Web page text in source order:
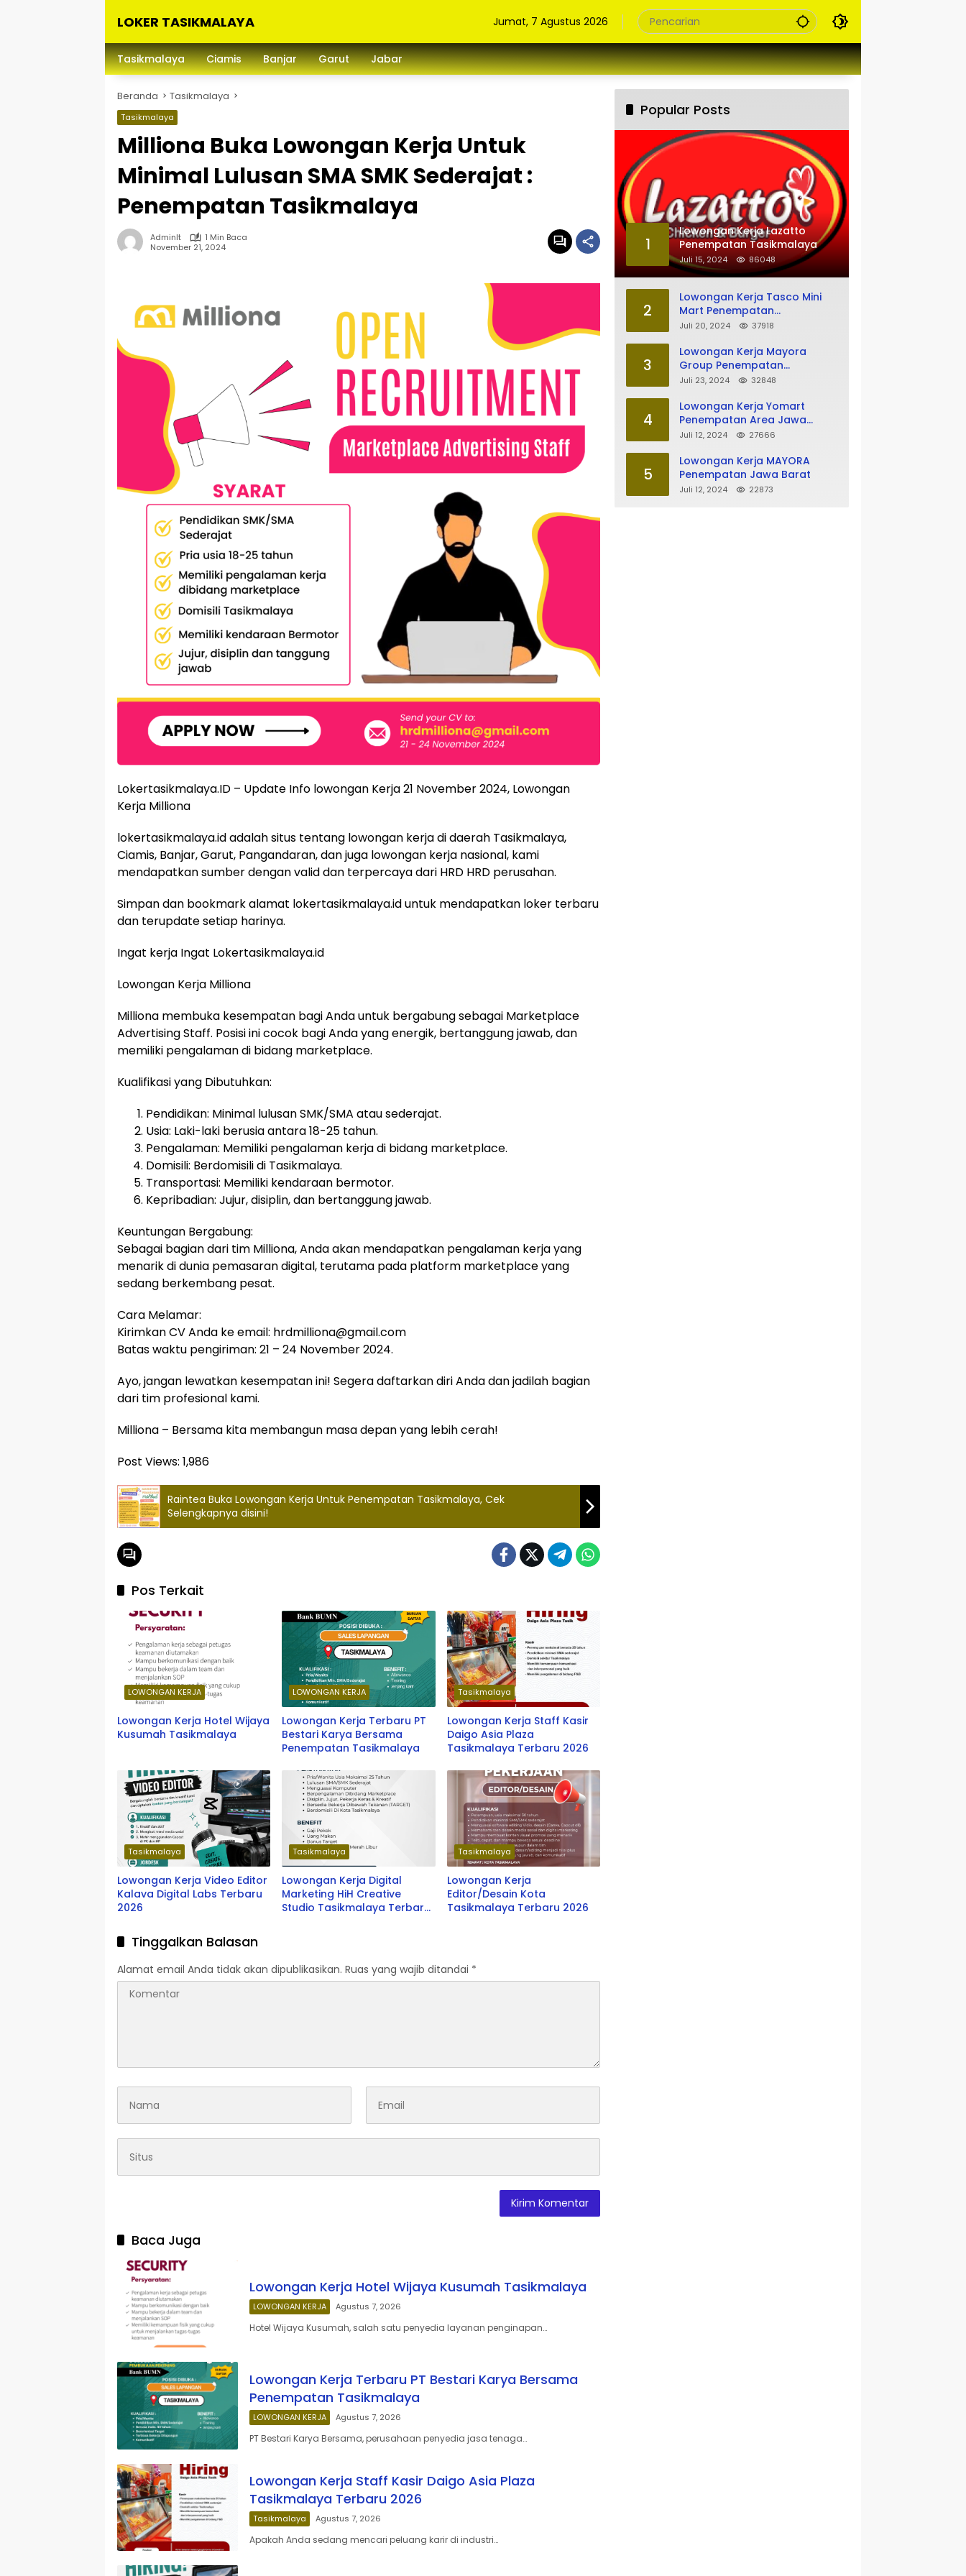
LOKER TASIKMALAYA
Lowongan
Kerja
dan
Sekitarna
Jumat, 7 Agustus 2026
Tasikmalaya Ciamis Banjar Garut Jabar
Beranda Tasikmalaya
Tasikmalaya
Milliona Buka Lowongan Kerja Untuk
Minimal Lulusan SMA SMK Sederajat :
Penempatan Tasikmalaya
Adminlt
1 Min Baca
November 21, 2024
Lokertasikmalaya.ID – Update Info lowongan Kerja 21 November 2024, Lowongan
Kerja Milliona
lokertasikmalaya.id adalah situs tentang lowongan kerja di daerah Tasikmalaya,
Ciamis, Banjar, Garut, Pangandaran, dan juga lowongan kerja nasional, kami
mendapatkan sumber dengan valid dan terpercaya dari HRD HRD perusahan.
Simpan dan bookmark alamat lokertasikmalaya.id untuk mendapatkan loker terbaru
dan terupdate setiap harinya.
Ingat kerja Ingat Lokertasikmalaya.id
Lowongan Kerja Milliona
Milliona membuka kesempatan bagi Anda untuk bergabung sebagai Marketplace
Advertising Staff. Posisi ini cocok bagi Anda yang energik, bertanggung jawab, dan
memiliki pengalaman di bidang marketplace.
Kualifikasi yang Dibutuhkan:
Pendidikan: Minimal lulusan SMK/SMA atau sederajat.
Usia: Laki-laki berusia antara 18-25 tahun.
Pengalaman: Memiliki pengalaman kerja di bidang marketplace.
Domisili: Berdomisili di Tasikmalaya.
Transportasi: Memiliki kendaraan bermotor.
Kepribadian: Jujur, disiplin, dan bertanggung jawab.
Keuntungan Bergabung:
Sebagai bagian dari tim Milliona, Anda akan mendapatkan pengalaman kerja yang
menarik di dunia pemasaran digital, terutama pada platform marketplace yang
sedang berkembang pesat.
Cara Melamar:
Kirimkan CV Anda ke email: hrdmilliona@gmail.com
Batas waktu pengiriman: 21 – 24 November 2024.
Ayo, jangan lewatkan kesempatan ini! Segera daftarkan diri Anda dan jadilah bagian
dari tim profesional kami.
Milliona – Bersama kita membangun masa depan yang lebih cerah!
Post Views: 1,986
Raintea Buka Lowongan Kerja Untuk Penempatan Tasikmalaya, Cek
Selengkapnya disini!
Pos Terkait
LOWONGAN KERJA
Lowongan Kerja Hotel Wijaya
Kusumah Tasikmalaya
LOWONGAN KERJA
Lowongan Kerja Terbaru PT
Bestari Karya Bersama
Penempatan Tasikmalaya
Tasikmalaya
Lowongan Kerja Staff Kasir
Daigo Asia Plaza
Tasikmalaya Terbaru 2026
Tasikmalaya
Lowongan Kerja Video Editor
Kalava Digital Labs Terbaru
2026
Tasikmalaya
Lowongan Kerja Digital
Marketing HiH Creative
Studio Tasikmalaya Terbaru
Tasikmalaya
Lowongan Kerja
Editor/Desain Kota
Tasikmalaya Terbaru 2026
Tinggalkan Balasan
Alamat email Anda tidak akan dipublikasikan. Ruas yang wajib ditandai *
Baca Juga
Lowongan Kerja Hotel Wijaya Kusumah Tasikmalaya
LOWONGAN KERJA Agustus 7, 2026
Hotel Wijaya Kusumah, salah satu penyedia layanan penginapan…
Lowongan Kerja Terbaru PT Bestari Karya Bersama
Penempatan Tasikmalaya
LOWONGAN KERJA Agustus 7, 2026
PT Bestari Karya Bersama, perusahaan penyedia jasa tenaga…
Lowongan Kerja Staff Kasir Daigo Asia Plaza
Tasikmalaya Terbaru 2026
Tasikmalaya Agustus 7, 2026
Apakah Anda sedang mencari peluang karir di industri…
Popular Posts
1
Lowongan Kerja Lazatto
Penempatan Tasikmalaya
Juli 15, 2024 86048
2
Lowongan Kerja Tasco Mini
Mart Penempatan
Tasikmalaya
Juli 20, 2024 37918
3
Lowongan Kerja Mayora
Group Penempatan
Tasikmalaya
Juli 23, 2024 32848
4
Lowongan Kerja Yomart
Penempatan Area Jawa
Barat
Juli 12, 2024 27666
5
Lowongan Kerja MAYORA
Penempatan Jawa Barat
Juli 12, 2024 22873